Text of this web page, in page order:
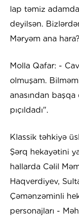
lap təmiz
deyilsən.
Məryəm ana
Molla Qafar: -
olmuşam.
anasından
pıçıldadı".
Klassik təhkiyə
Şərq hekayətini
hallarda Cəlil
Haqverdiyev,
Çəmənzəminli
personajları -